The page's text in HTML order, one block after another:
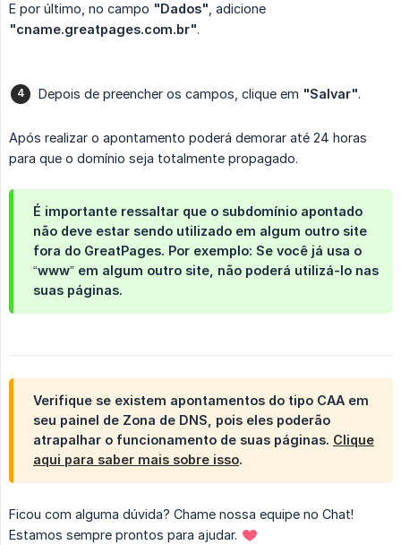
E por último, no campo "Dados" , adicione
"cname.greatpages.com.br".
Depois de preencher os campos, clique em "Salvar".
Após realizar o apontamento poderá demorar até 24 horas
para que o domínio seja totalmente propagado.
É importante ressaltar que o subdomínio apontado
não deve estar sendo utilizado em algum outro site
fora do GreatPages. Por exemplo: Se você já usa o
“www” em algum outro site, não poderá utilizá-lo nas
suas páginas.
Verifique se existem apontamentos do tipo CAA em
seu painel de Zona de DNS, pois eles poderão
atrapalhar o funcionamento de suas páginas. Clique
aqui para saber mais sobre isso.
Ficou com alguma dúvida? Chame nossa equipe no Chat!
Estamos sempre prontos para ajudar.